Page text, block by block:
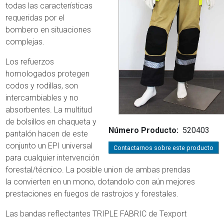
Número Producto 520403
Contactarnos sobre este producto
todas las características
requeridas por el
bombero en situaciones
complejas.
Los refuerzos
homologados protegen
codos y rodillas, son
intercambiables y no
absorbentes. La multitud
de bolsillos en chaqueta y
pantalón hacen de este
conjunto un EPI universal
para cualquier intervención
forestal/técnico. La posible union de ambas prendas
la convierten en un mono, dotandolo con aún mejores
prestaciones en fuegos de rastrojos y forestales.
Las bandas reflectantes TRIPLE FABRIC de Texport